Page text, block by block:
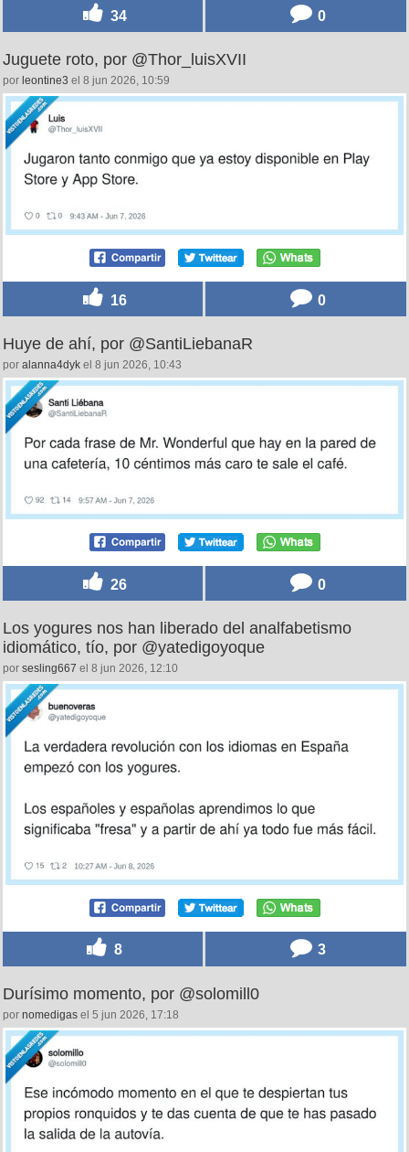
34 0
Juguete roto, por @Thor_luisXVII
por leontine3 el 8 jun 2026, 10:59
16 0
Huye de ahí, por @SantiLiebanaR
por alanna4dyk el 8 jun 2026, 10:43
26 0
Los yogures nos han liberado del analfabetismo
idiomático, tío, por @yatedigoyoque
por sesling667 el 8 jun 2026, 12:10
8 3
Durísimo momento, por @solomill0
por nomedigas el 5 jun 2026, 17:18